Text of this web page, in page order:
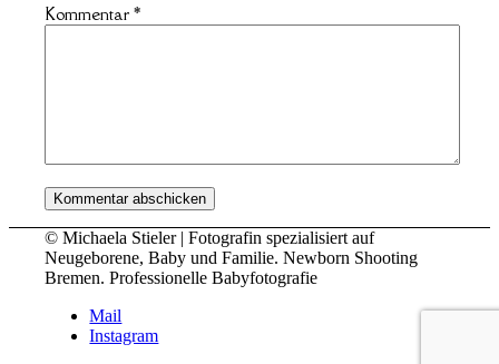
Kommentar*
© Michaela Stieler | Fotografin spezialisiert auf
Neugeborene, Baby und Familie. Newborn Shooting
Bremen. Professionelle Babyfotografie
Mail
Instagram